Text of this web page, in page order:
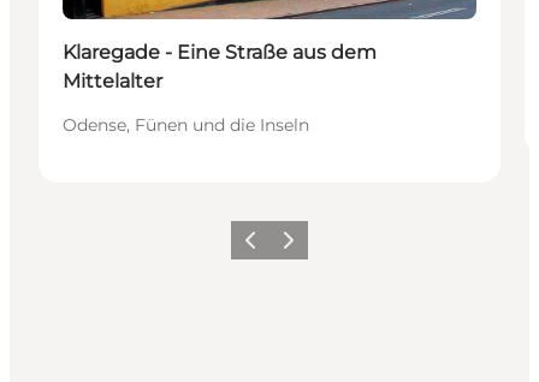
Klaregade - Eine Straße aus dem
Mittelalter
Odense, Fünen und die Inseln
ZurückWeiter